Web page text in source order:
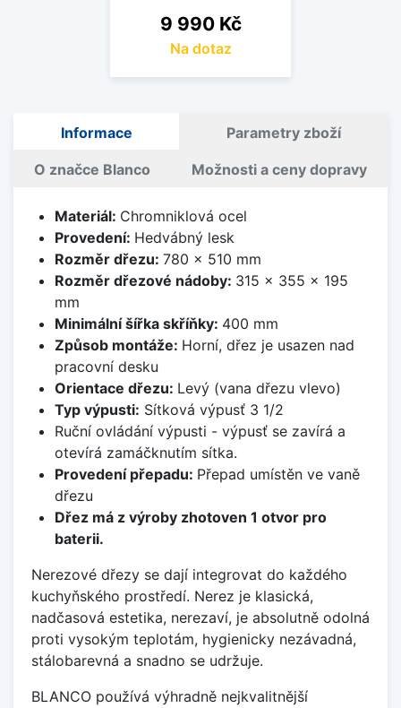
Cena
9 990 Kč
Na dotaz
Informace Parametry zboží
O značce Blanco Možnosti a ceny dopravy
Materiál: Chromniklová ocel
Provedení: Hedvábný lesk
Rozměr dřezu: 780 x 510 mm
Rozměr dřezové nádoby: 315 x 355 x 195
mm
Minimální šířka skříňky: 400 mm
Způsob montáže: Horní, dřez je usazen nad
pracovní desku
Orientace dřezu: Levý (vana dřezu vlevo)
Typ výpusti: Sítková výpusť 3 1/2
Ruční ovládání výpusti - výpusť se zavírá a
otevírá zamáčknutím sítka.
Provedení přepadu: Přepad umístěn ve vaně
dřezu
Dřez má z výroby zhotoven 1 otvor pro
baterii.
Nerezové dřezy se dají integrovat do každého
kuchyňského prostředí. Nerez je klasická,
nadčasová estetika, nerezaví, je absolutně odolná
proti vysokým teplotám, hygienicky nezávadná,
stálobarevná a snadno se udržuje.
BLANCO používá výhradně nejkvalitnější